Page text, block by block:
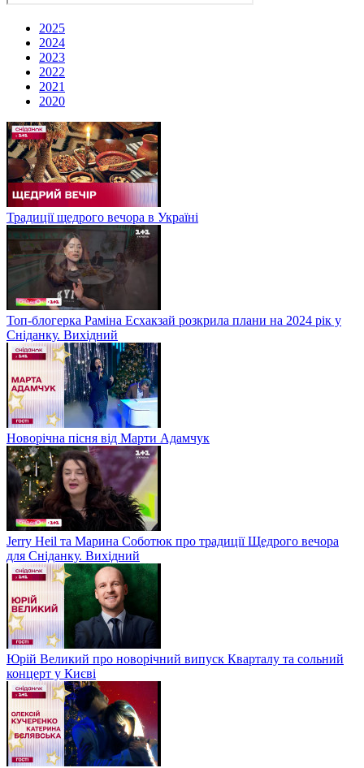
2025
2024
2023
2022
2021
2020
Традиції щедрого вечора в Україні
Топ-блогерка Раміна Есхакзай розкрила плани на 2024 рік у
Сніданку. Вихідний
Новорічна пісня від Марти Адамчук
Jerry Heil та Марина Соботюк про традиції Щедрого вечора
для Сніданку. Вихідний
Юрій Великий про новорічний випуск Кварталу та сольний
концерт у Києві